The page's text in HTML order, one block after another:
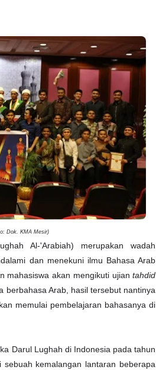
Dok. KMA Mesir)
Al-'Arabiah) merupakan wadah
dan menekuni ilmu Bahasa Arab
mahasiswa akan mengikuti ujiantahdid
berbahasa Arab, hasil tersebut nantinya
memulai pembelajaran bahasanya di
Darul Lughah di Indonesia pada tahun
kemalangan lantaran beberapa